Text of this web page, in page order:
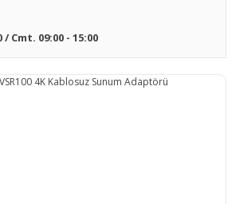
Cmt. 09:00 - 15:00